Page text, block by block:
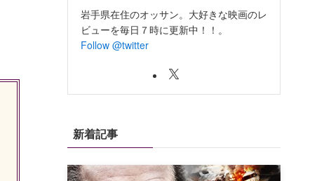
岩手県在住のオッサン。大好きな映画のレ
ビューを毎日７時に更新中！！。
Follow @twitter
新着記事